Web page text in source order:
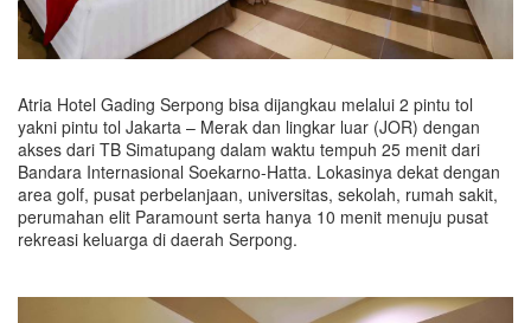
Atria Hotel Gading Serpong bisa dijangkau melalui 2 pintu tol
yakni pintu tol Jakarta – Merak dan lingkar luar (JOR) dengan
akses dari TB Simatupang dalam waktu tempuh 25 menit dari
Bandara Internasional Soekarno-Hatta. Lokasinya dekat dengan
area golf, pusat perbelanjaan, universitas, sekolah, rumah sakit,
perumahan elit Paramount serta hanya 10 menit menuju pusat
rekreasi keluarga di daerah Serpong.